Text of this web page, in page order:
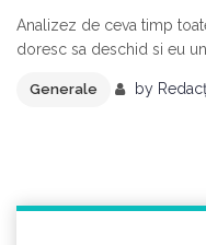
Analizez de ceva timp
doresc sa deschid si eu
Generale by